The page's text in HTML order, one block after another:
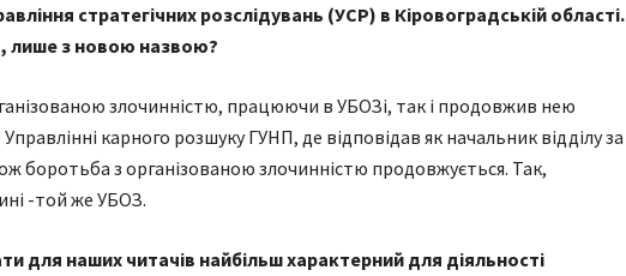
стратегічних розслідувань (УСР) в Кіровоградській області.
лише з новою назвою?
злочинністю, працюючи в УБОЗі, так і продовжив нею
карного розшуку ГУНП, де відповідав як начальник відділу за
боротьба з організованою злочинністю продовжується. Так,
-той же УБОЗ.
для наших читачів найбільш характерний для діяльності